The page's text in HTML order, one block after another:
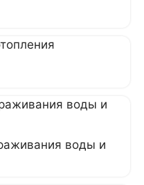
воды и